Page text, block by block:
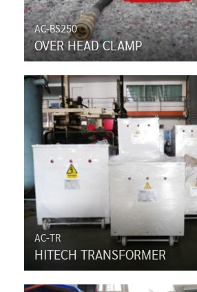
AC-BS250
OVER HEAD CLAMP
AC-TR
HITECH TRANSFORMER